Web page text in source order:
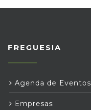
FREGUESIA
Agenda de Eventos
Empresas